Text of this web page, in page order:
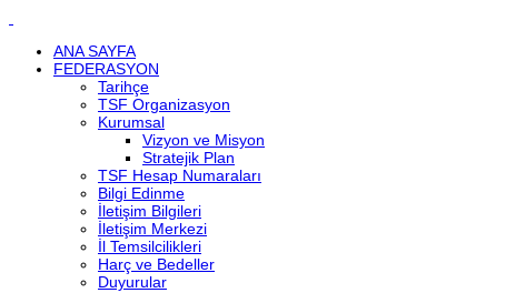
ANA SAYFA
FEDERASYON
Tarihçe
TSF Organizasyon
Kurumsal
Vizyon ve Misyon
Stratejik Plan
TSF Hesap Numaraları
Bilgi Edinme
İletişim Bilgileri
İletişim Merkezi
İl Temsilcilikleri
Harç ve Bedeller
Duyurular